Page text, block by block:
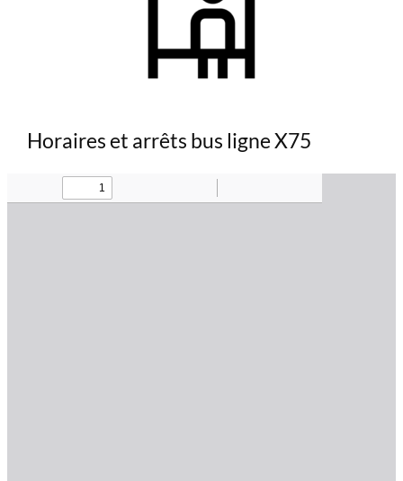
Horaires et arrêts bus ligne X75